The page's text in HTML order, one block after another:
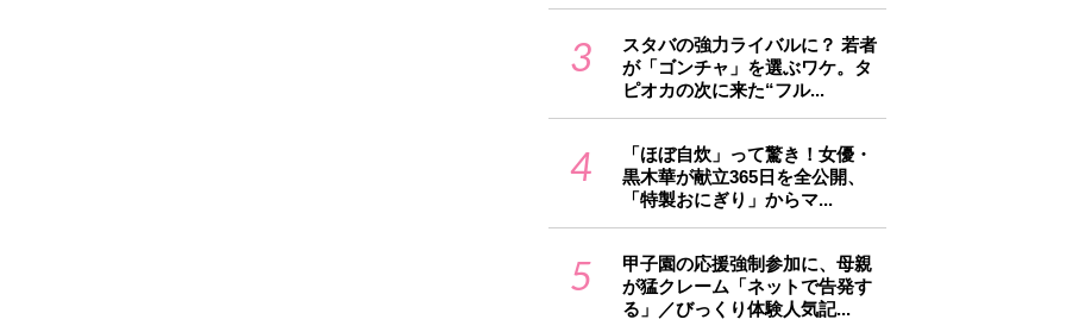
3
スタバの強力ライバルに？ 若者
が「ゴンチャ」を選ぶワケ。タ
ピオカの次に来た“フル...
4
「ほぼ自炊」って驚き！女優・
黒木華が献立365日を全公開、
「特製おにぎり」からマ...
5
甲子園の応援強制参加に、母親
が猛クレーム「ネットで告発す
る」／びっくり体験人気記...